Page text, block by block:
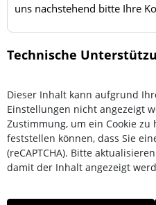
uns nachstehend bitte Ihre
Technische
Dieser Inhalt kann aufgrund
Einstellungen nicht angezeigt
Zustimmung, um ein Cookie
feststellen können, dass Sie
(reCAPTCHA). Bitte
damit der Inhalt angezeigt